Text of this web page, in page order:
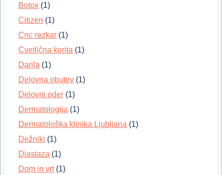
Botox (1)
Citizen (1)
Cnc rezkar (1)
Cvetlična korita (1)
Darila (1)
Delovna obutev (1)
Delovni oder (1)
Dermatologija (1)
Dermatološka klinika Ljubljana (1)
Dežniki (1)
Diastaza (1)
Dom in vrt(1)